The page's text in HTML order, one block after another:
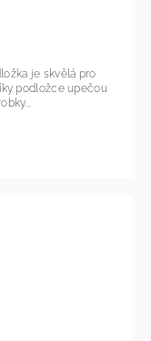
výrobky...